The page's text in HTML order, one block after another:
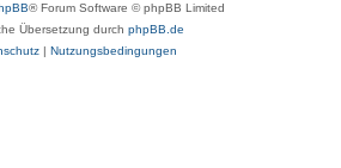
® Forum Software © phpBB Limited
Übersetzung durch phpBB.de
| Nutzungsbedingungen